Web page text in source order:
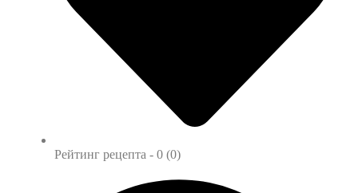
Рейтинг рецепта - 0 (0)